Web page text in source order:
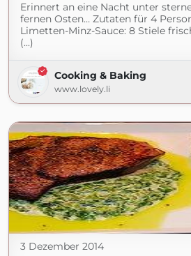
Erinnert an eine Nacht unter
fernen Osten… Zutaten für 4
Limetten-Minz-Sauce: 8 Stiele
(...)
Cooking & Baking
www.lovely.li
3 Dezember 2014